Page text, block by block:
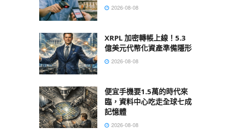
2026-08-08
XRPL 加密轉帳上線！5.3
億美元代幣化資產準備隱形
2026-08-08
便宜手機要1.5萬的時代來
臨，資料中心吃走全球七成
記憶體
2026-08-08